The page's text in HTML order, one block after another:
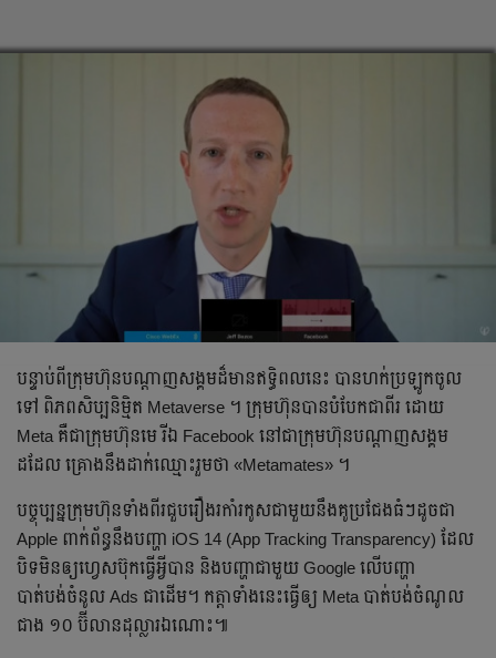
បន្ទាប់ពីក្រុមហ៊ុនបណ្ដាញសង្គមដ៏មានឥទ្ធិពលនេះ បានហក់ប្រឡូកចូល
ទៅ ពិភពសិប្បនិម្មិត Metaverse ។ ក្រុមហ៊ុនបានបំបែកជាពីរ ដោយ
Meta គឺជាក្រុមហ៊ុនមេ រីឯ Facebook នៅជាក្រុមហ៊ុនបណ្ដាញសង្គម
ដដែល គ្រោងនឹងដាក់ឈ្មោះរួមថា «Metamates» ។
បច្ចុប្បន្នក្រុមហ៊ុនទាំងពីរជួបរឿងរកាំរកូសជាមួយនឹងគូប្រជែងធំៗដូចជា
Apple ពាក់ព័ន្ធនឹងបញ្ហា iOS 14 (App Tracking Transparency) ដែល
បិទមិនឲ្យហ្វេសប៊ុកធ្វើអ្វីបាន និងបញ្ហាជាមួយ Google លើបញ្ហា
បាត់បង់ចំនូល Ads ជាដើម។ កត្តាទាំងនេះធ្វើឲ្យ Meta បាត់បង់ចំណូល
ជាង ១០ ប៊ីលានដុល្លារឯណោះ៕